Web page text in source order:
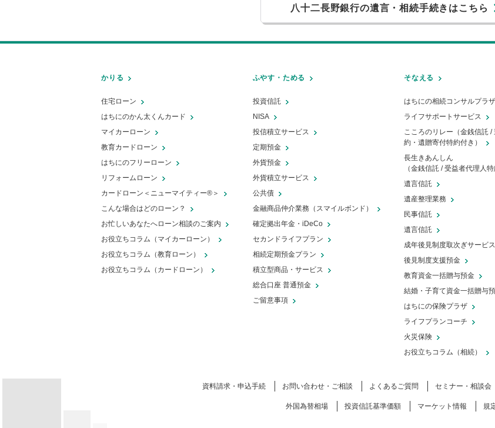
カーローン審査のポイントとは？必要
書類や仮審査と本審査の違いについて
カーローンと住宅ローンの併用はでき
る？併用時の注意点やおすすめの申し
込み先も紹介！
カードローンとフリーローンの違いと
は？どっちを選べばいいのかを解説！
八十二長野銀行の遺言・相続手続きはこちら
かりる
住宅ローン
はちにのかん太くんカード
マイカーローン
教育カードローン
はちにのフリーローン
リフォームローン
カードローン＜ニューマイティー®＞
こんな場合はどのローン？
お忙しいあなたへローン相談のご案内
お役立ちコラム（マイカーローン）
お役立ちコラム（教育ローン）
お役立ちコラム（カードローン）
ふやす・ためる
投資信託
NISA
投信積立サービス
定期預金
外貨預金
外貨積立サービス
公共債
金融商品仲介業務（スマイルボンド）
確定拠出年金・iDeCo
セカンドライフプラン
相続定期預金プラン
積立型商品・サービス
総合口座 普通預金
ご留意事項
そなえる
はちにの相続コンサルプラザ
ライフサポートサービス
こころのリレー（金銭信託 /
約・遺贈寄付特約付き）
長生きあんしん
（金銭信託 / 受益者代理人特
遺言信託
遺産整理業務
民事信託
遺言信託
成年後見制度取次ぎサービス
後見制度支援預金
教育資金一括贈与預金
結婚・子育て資金一括贈与
はちにの保険プラザ
ライフプランコーチ
火災保険
お役立ちコラム（相続）
資料請求・申込手続 お問い合わせ・ご相談 よくあるご質問 セミナー・相談会
外国為替相場 投資信託基準価額 マーケット情報 規